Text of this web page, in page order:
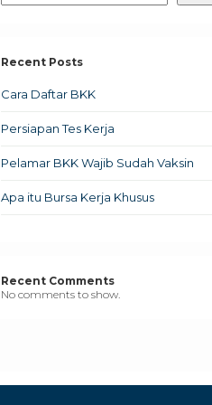
Recent Posts
Cara Daftar BKK
Persiapan Tes Kerja
Pelamar BKK Wajib Sudah Vaksin
Apa itu Bursa Kerja Khusus
Recent Comments
No comments to show.